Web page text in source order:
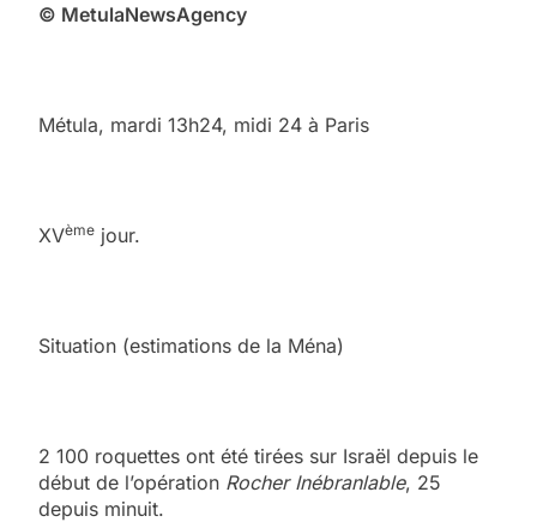
© MetulaNewsAgency
Métula, mardi 13h24, midi 24 à Paris
XVème jour.
Situation (estimations de la Ména)
2 100 roquettes ont été tirées sur Israël depuis le
début de l’opération Rocher Inébranlable, 25
depuis minuit.